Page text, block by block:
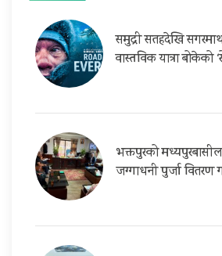
समुद्री सतहदेखि
वास्तविक यात्रा बोकेको
भक्तपुरको
जग्गाधनी पुर्जा वितरण